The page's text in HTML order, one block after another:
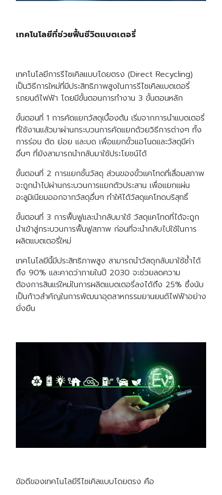
Search
เทคโนโลยีที่ช่วยฟื้นชีวิตแบตเตอรี่
เทคโนโลยีการรีไซเคิลแบบโดยตรง (Direct Recycling)
เป็นวิธีการใหม่ที่มีประสิทธิภาพสูงในการรีไซเคิลแบตเตอรี่
รถยนต์ไฟฟ้า โดยมีขั้นตอนการทำงาน 3 ขั้นตอนหลัก
ขั้นตอนที่ 1 การคัดแยกวัสดุเบื้องต้น เริ่มจากการนำแบตเตอรี่
ที่ใช้งานแล้วมาผ่านกระบวนการคัดแยกด้วยวิธีการต่างๆ ทั้ง
การร่อน ตัด ย่อย และบด เพื่อแยกขั้วแอโนดและวัสดุมีค่า
อื่นๆ ที่ยังสามารถนำกลับมาใช้ประโยชน์ได้
ขั้นตอนที่ 2 การแยกชั้นวัสดุ ส่วนของขั้วแคโทดที่เสื่อมสภาพ
จะถูกนำไปผ่านกระบวนการแยกตัวประสาน เพื่อแยกแผ่น
อะลูมิเนียมออกจากวัสดุอื่นๆ ทำให้ได้วัสดุแคโทดบริสุทธิ์
ขั้นตอนที่ 3 การฟื้นฟูและนำกลับมาใช้ วัสดุแคโทดที่ได้จะถูก
นำเข้าสู่กระบวนการฟื้นฟูสภาพ ก่อนที่จะนำกลับไปใช้ในการ
ผลิตแบตเตอรี่ใหม่
เทคโนโลยีนี้มีประสิทธิภาพสูง สามารถนำวัสดุกลับมาใช้ซ้ำได้
ถึง 90% และคาดว่าภายในปี 2030 จะช่วยลดความ
ต้องการสินแร่ใหม่ในการผลิตแบตเตอรี่ลงได้ถึง 25% ซึ่งนับ
เป็นก้าวสำคัญในการพัฒนาอุตสาหกรรมยานยนต์ไฟฟ้าอย่าง
ยั่งยืน
ข้อดีของเทคโนโลยีรีไซเคิลแบบโดยตรง คือ